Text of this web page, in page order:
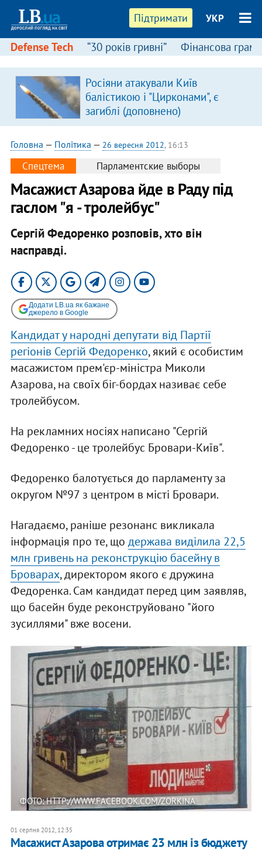
Підтримати УКР
Defense Tech “30 років гривні” Фінансова
Росіяни атакували Київ
балістикою і "Цирконами", є
загиблі (доповнено)
Головна — Політика — 26 вересня 2012, 16:13
Спецтема Парламентские выборы
Масажист Азарова йде в Раду під
гаслом "я - тролейбус"
Сергій Федоренко розповів, хто він
насправді.
Додати LB.ua як бажане
джерело в Google
Кандидат у народні депутати від Партії
регіонів Сергій Федоренко, який є особистим
масажистом прем'єр-міністра Миколи
Азарова, на своїх біг-бордах називає себе
тролейбусом.
На рекламних носіях написано "Сергій
Федоренко - це тролейбус Бровари-Київ".
Федоренко балотується до парламенту за
округом №97 з центром в місті Бровари.
Нагадаємо, раніше резонанс викликала
інформація про те, що держава виділила 22,5
млн гривень на реконструкцію басейну в
Броварах, директором якого є дружина
Федоренка. Сам кандидат перед цим заявляв,
що басейн буде реконструйовано "його
зусиллями" вже восени.
ФОТО: HTTP://WWW.FACEBOOK.COM/ZORKINA
01 серпня 2012, 12:35
Масажист Азарова отримає 23 млн із бюджету